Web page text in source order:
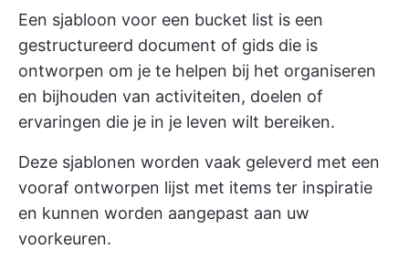
Een sjabloon voor een bucket list is een
gestructureerd document of gids die is
ontworpen om je te helpen bij het organiseren
en bijhouden van activiteiten, doelen of
ervaringen die je in je leven wilt bereiken.
Deze sjablonen worden vaak geleverd met een
vooraf ontworpen lijst met items ter inspiratie
en kunnen worden aangepast aan uw
voorkeuren.